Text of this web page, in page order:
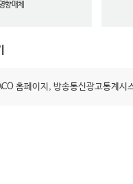
향 매체
홈페이지, 방송통신광고통계